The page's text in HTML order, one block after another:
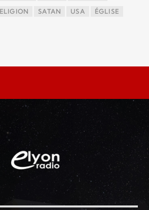
SATAN USA ÉGLISE